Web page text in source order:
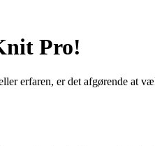
Pro!
erfaren, er det afgørende at